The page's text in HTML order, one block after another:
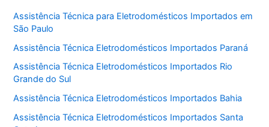
Assistência Técnica para Eletrodomésticos Importados em
São Paulo
Assistência Técnica Eletrodomésticos Importados Paraná
Assistência Técnica Eletrodomésticos Importados Rio
Grande do Sul
Assistência Técnica Eletrodomésticos Importados Bahia
Assistência Técnica Eletrodomésticos Importados Santa